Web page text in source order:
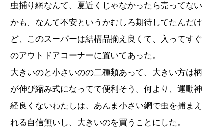
虫捕り網なんて、夏近くじゃなかったら売ってない
かも、なんて不安というかむしろ期待してたんだけ
ど、このスーパーは結構品揃え良くて、入ってすぐ
のアウトドアコーナーに置いてあった。
大きいのと小さいのの二種類あって、大きい方は柄
が伸び縮み式になってて便利そう。何より、運動神
経良くないわたしは、あんま小さい網で虫を捕まえ
れる自信無いし、大きいのを買うことにした。